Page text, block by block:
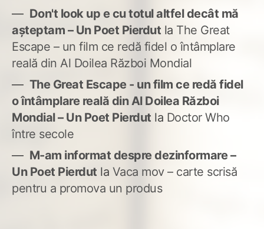
Don't look up e cu totul altfel decât mă
așteptam – Un Poet Pierdut la The Great
Escape – un film ce redă fidel o întâmplare
reală din Al Doilea Război Mondial
The Great Escape - un film ce redă fidel
o întâmplare reală din Al Doilea Război
Mondial – Un Poet Pierdut la Doctor Who
între secole
M-am informat despre dezinformare –
Un Poet Pierdut la Vaca mov – carte scrisă
pentru a promova un produs